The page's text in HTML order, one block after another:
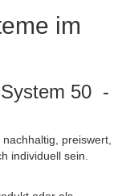
im
50 -
preiswert,
individuell sein.